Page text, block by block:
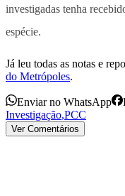
investigadas tenha
espécie.
Já leu todas as notas e
do Metrópoles.
Enviar no WhatsApp
Investigação,PCC
Ver Comentários